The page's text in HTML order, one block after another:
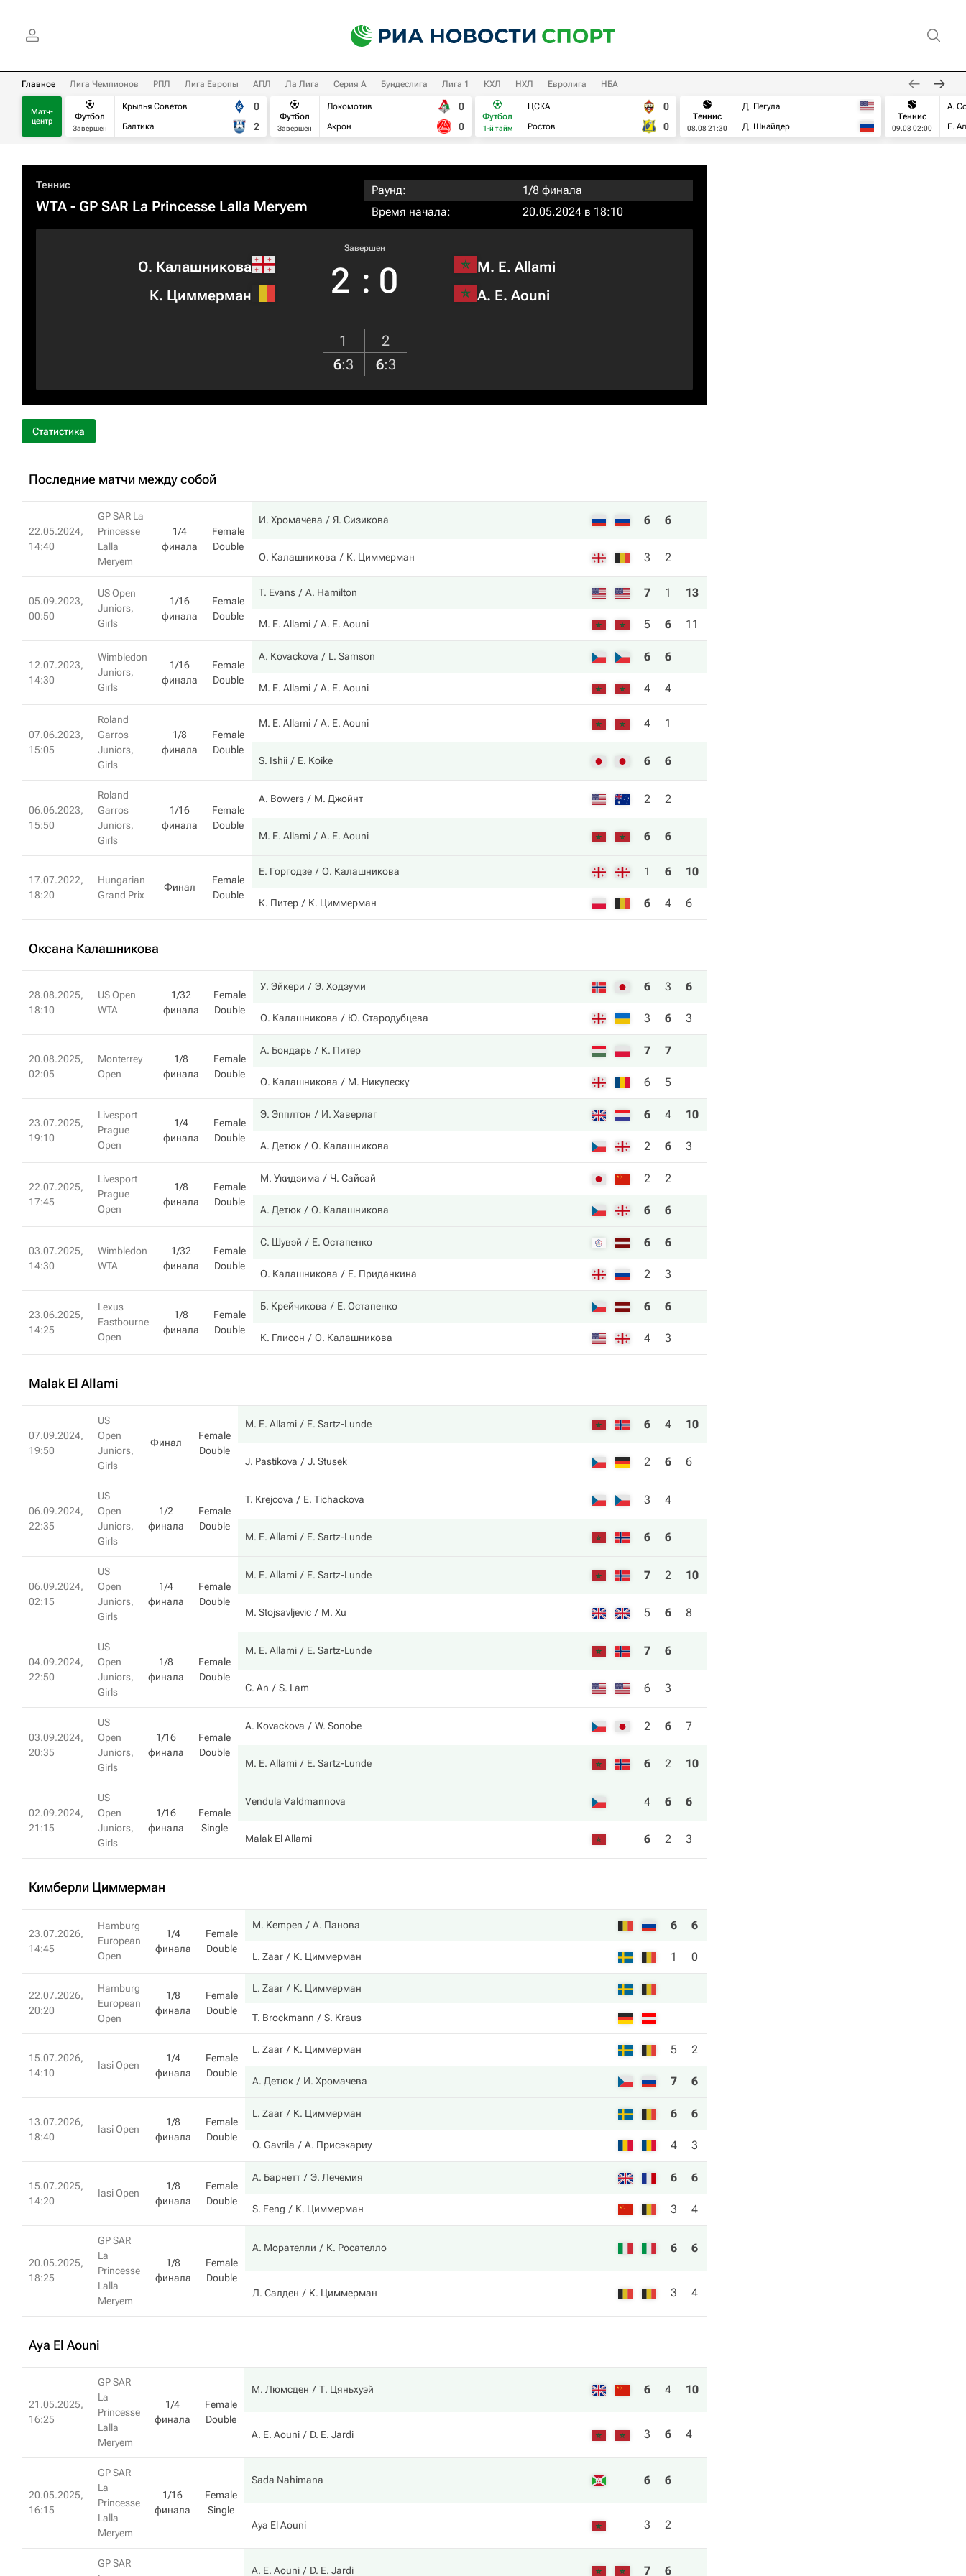
Главное Лига Чемпионов РПЛ Лига Европы АПЛ Ла Лига Серия А Бундеслига Лига 1 КХЛ НХЛ Евролига НБА
Матч-
центр
Футбол
Завершен
Крылья Советов
Балтика
0
2
Футбол
Завершен
Локомотив
Акрон
0
0
Футбол
1-й тайм
ЦСКА
Ростов
0
0
Теннис
08.08 21:30
Д. Пегула
Д. Шнайдер
Теннис
09.08 02:00
А.
Е.
Теннис
WTA- GP SAR La Princesse Lalla Meryem
Раунд:
1/8 финала
Время начала:
20.05.2024 в 18:10
О. Калашникова
К. Циммерман
Завершен
2 : 0
M. E. Allami
A. E. Aouni
1
2
6:3 6:3
Статистика
Последние матчи между собой
22.05.2024,
14:40
GP SAR La
Princesse
Lalla
Meryem
1/4
финала
Female
Double
И. Хромачева Я. Сизикова 6 6
О. Калашникова К. Циммерман 3 2
05.09.2023,
00:50
US Open
Juniors,
Girls
1/16
финала
Female
Double
T. Evans A. Hamilton 7 1 13
M. E. Allami A. E. Aouni 5 6 11
12.07.2023,
14:30
Wimbledon
Juniors,
Girls
1/16
финала
Female
Double
A. Kovackova L. Samson 6 6
M. E. Allami A. E. Aouni 4 4
07.06.2023,
15:05
Roland
Garros
Juniors,
Girls
1/8
финала
Female
Double
M. E. Allami A. E. Aouni 4 1
S. Ishii E. Koike 6 6
06.06.2023,
15:50
Roland
Garros
Juniors,
Girls
1/16
финала
Female
Double
A. Bowers М. Джойнт 2 2
M. E. Allami A. E. Aouni 6 6
17.07.2022,
18:20
Hungarian
Grand Prix
Финал
Female
Double
Е. Горгодзе О. Калашникова 1 6 10
К. Питер К. Циммерман 6 4 6
Оксана Калашникова
28.08.2025,
18:10
US Open
WTA
1/32
финала
Female
Double
У. Эйкери Э. Ходзуми 6 3 6
О. Калашникова Ю. Стародубцева 3 6 3
20.08.2025,
02:05
Monterrey
Open
1/8
финала
Female
Double
А. Бондарь К. Питер 7 7
О. Калашникова М. Никулеску 6 5
23.07.2025,
19:10
Livesport
Prague
Open
1/4
финала
Female
Double
Э. Эпплтон И. Хаверлаг 6 4 10
А. Детюк О. Калашникова 2 6 3
22.07.2025,
17:45
Livesport
Prague
Open
1/8
финала
Female
Double
М. Укидзима Ч. Сайсай 2 2
А. Детюк О. Калашникова 6 6
03.07.2025,
14:30
Wimbledon
WTA
1/32
финала
Female
Double
С. Шувэй Е. Остапенко 6 6
О. Калашникова Е. Приданкина 2 3
23.06.2025,
14:25
Lexus
Eastbourne
Open
1/8
финала
Female
Double
Б. Крейчикова Е. Остапенко 6 6
К. Глисон О. Калашникова 4 3
Malak El Allami
07.09.2024,
19:50
US
Open
Juniors,
Girls
Финал
Female
Double
M. E. Allami E. Sartz-Lunde 6 4 10
J. Pastikova J. Stusek 2 6 6
06.09.2024,
22:35
US
Open
Juniors,
Girls
1/2
финала
Female
Double
T. Krejcova E. Tichackova 3 4
M. E. Allami E. Sartz-Lunde 6 6
06.09.2024,
02:15
US
Open
Juniors,
Girls
1/4
финала
Female
Double
M. E. Allami E. Sartz-Lunde 7 2 10
M. Stojsavljevic M. Xu 5 6 8
04.09.2024,
22:50
US
Open
Juniors,
Girls
1/8
финала
Female
Double
M. E. Allami E. Sartz-Lunde 7 6
C. An S. Lam 6 3
03.09.2024,
20:35
US
Open
Juniors,
Girls
1/16
финала
Female
Double
A. Kovackova W. Sonobe 2 6 7
M. E. Allami E. Sartz-Lunde 6 2 10
02.09.2024,
21:15
US
Open
Juniors,
Girls
1/16
финала
Female
Single
Vendula Valdmannova 4 6 6
Malak El Allami 6 2 3
Кимберли Циммерман
23.07.2026,
14:45
Hamburg
European
Open
1/4
финала
Female
Double
M. Kempen А. Панова 6 6
L. Zaar К. Циммерман 1 0
22.07.2026,
20:20
Hamburg
European
Open
1/8
финала
Female
Double
L. Zaar К. Циммерман
T. Brockmann S. Kraus
15.07.2026,
14:10
Iasi Open
1/4
финала
Female
Double
L. Zaar К. Циммерман 5 2
А. Детюк И. Хромачева 7 6
13.07.2026,
18:40
Iasi Open
1/8
финала
Female
Double
L. Zaar К. Циммерман 6 6
O. Gavrila А. Присэкариу 4 3
15.07.2025,
14:20
Iasi Open
1/8
финала
Female
Double
А. Барнетт Э. Лечемия 6 6
S. Feng К. Циммерман 3 4
20.05.2025,
18:25
GP SAR
La
Princesse
Lalla
Meryem
1/8
финала
Female
Double
А. Морателли К. Росателло 6 6
Л. Салден К. Циммерман 3 4
Aya El Aouni
21.05.2025,
16:25
GP SAR
La
Princesse
Lalla
Meryem
1/4
финала
Female
Double
М. Люмсден Т. Цяньхуэй 6 4 10
A. E. Aouni D. E. Jardi 3 6 4
20.05.2025,
16:15
GP SAR
La
Princesse
Lalla
Meryem
1/16
финала
Female
Single
Sada Nahimana 6 6
Aya El Aouni 3 2
GP SAR
A. E. Aouni D. E. Jardi 7 6